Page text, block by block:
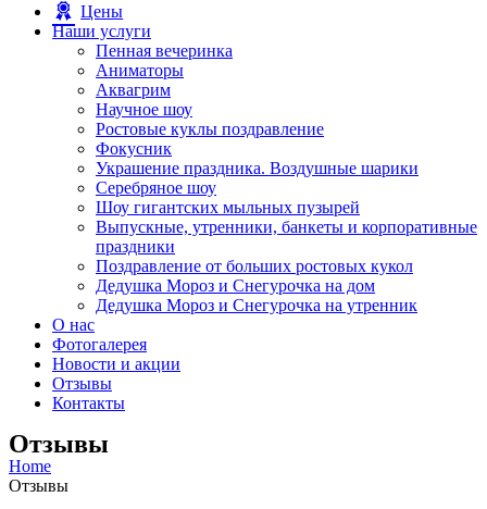
Цены
Наши услуги
Пенная вечеринка
Аниматоры
Аквагрим
Научное шоу
Ростовые куклы поздравление
Фокусник
Украшение праздника. Воздушные шарики
Серебряное шоу
Шоу гигантских мыльных пузырей
Выпускные, утренники, банкеты и корпоративные
праздники
Поздравление от больших ростовых кукол
Дедушка Мороз и Снегурочка на дом
Дедушка Мороз и Снегурочка на утренник
О нас
Фотогалерея
Новости и акции
Отзывы
Контакты
Отзывы
Home
Отзывы